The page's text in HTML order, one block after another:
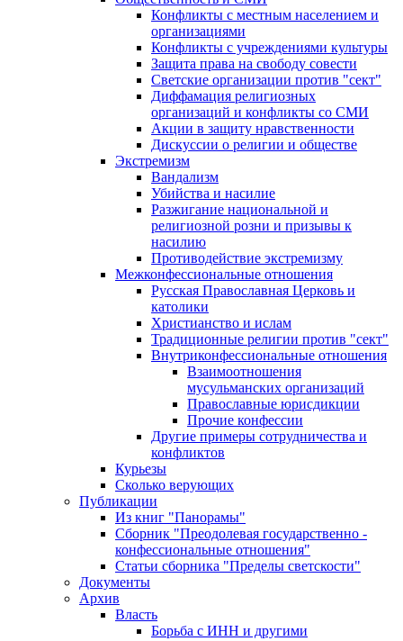
Конфликты с местным населением и
организациями
Конфликты с учреждениями культуры
Защита права на свободу совести
Светские организации против "сект"
Диффамация религиозных
организаций и конфликты со СМИ
Акции в защиту нравственности
Дискуссии о религии и обществе
Экстремизм
Вандализм
Убийства и насилие
Разжигание национальной и
религиозной розни и призывы к
насилию
Противодействие экстремизму
Межконфессиональные отношения
Русская Православная Церковь и
католики
Христианство и ислам
Традиционные религии против "сект"
Внутриконфессиональные отношения
Взаимоотношения
мусульманских организаций
Православные юрисдикции
Прочие конфессии
Другие примеры сотрудничества и
конфликтов
Курьезы
Сколько верующих
Публикации
Из книг "Панорамы"
Сборник "Преодолевая государственно -
конфессиональные отношения"
Статьи сборника "Пределы светскости"
Документы
Архив
Власть
Борьба с ИНН и другими